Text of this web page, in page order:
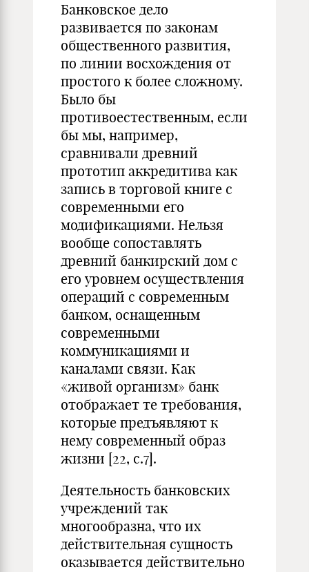
Банковское дело
развивается по законам
общественного развития,
по линии восхождения от
простого к более сложному.
Было бы
противоестественным, если
бы мы, например,
сравнивали древний
прототип аккредитива как
запись в торговой книге с
современными его
модификациями. Нельзя
вообще сопоставлять
древний банкирский дом с
его уровнем осуществления
операций с современным
банком, оснащенным
современными
коммуникациями и
каналами связи. Как
«живой организм» банк
отображает те требования,
которые предъявляют к
нему современный образ
жизни [22, с.7].
Деятельность банковских
учреждений так
многообразна, что их
действительная сущность
оказывается действительно